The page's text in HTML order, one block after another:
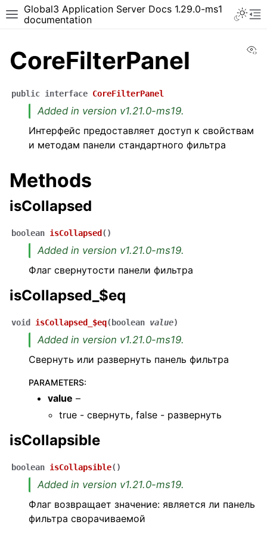
Global3 Application Server Docs 1.29.0-ms1
documentation
CoreFilterPanel
public interface CoreFilterPanel
Added in version v1.21.0-ms19.
Интерфейс предоставляет доступ к свойствам
и методам панели стандартного фильтра
Methods
isCollapsed
boolean isCollapsed ( )
Added in version v1.21.0-ms19.
Флаг свернутости панели фильтра
isCollapsed_$eq
void isCollapsed_$eq( boolean value)
Added in version v1.21.0-ms19.
Свернуть или развернуть панель фильтра
PARAMETERS:
value –
true - свернуть, false - развернуть
isCollapsible
boolean isCollapsible( )
Added in version v1.21.0-ms19.
Флаг возвращает значение: является ли панель
фильтра сворачиваемой